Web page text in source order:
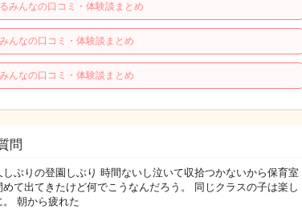
みんなの口コミ・体験談まとめ
んなの口コミ・体験談まとめ
んなの口コミ・体験談まとめ
問
ぶりの登園しぶり 時間ないし泣いて収拾つかないから保育室
て出てきたけど何でこうなんだろう。 同じクラスの子は楽し
。 朝から疲れた